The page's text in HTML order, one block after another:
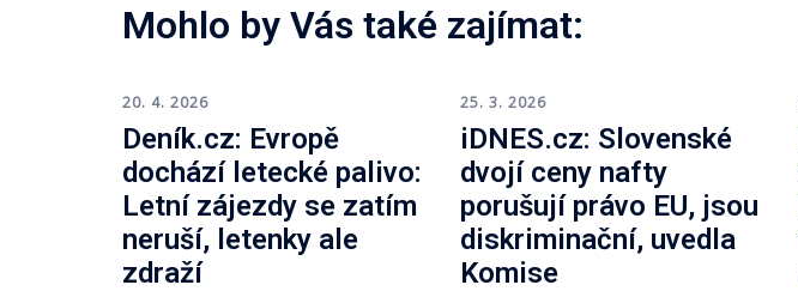
Mohlo by Vás také zajímat:
20. 4. 2026
Deník.cz: Evropě
dochází letecké palivo:
Letní zájezdy se zatím
neruší, letenky ale
zdraží
25. 3. 2026
iDNES.cz: Slovenské
dvojí ceny nafty
porušují právo EU, jsou
diskriminační, uvedla
Komise